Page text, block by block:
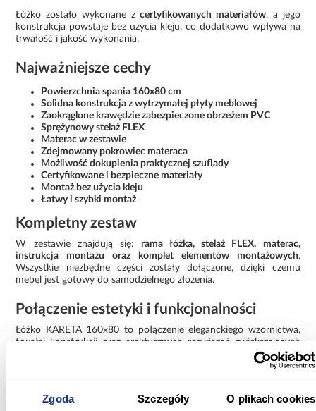
Zgoda Szczegóły O plikach cookies
Łóżko zostało wykonane zcertyfikowanych materiałów, a jego
konstrukcja powstaje bez użycia kleju, co dodatkowo wpływa na
trwałość i jakość wykonania.
Najważniejsze cechy
Powierzchnia spania 160x80 cm
Solidna konstrukcja z wytrzymałej płyty meblowej
Zaokrąglone krawędzie zabezpieczone obrzeżem PVC
Sprężynowy stelaż FLEX
Materac w zestawie
Zdejmowany pokrowiec materaca
Możliwość dokupienia praktycznej szuflady
Certyfikowane i bezpieczne materiały
Montaż bez użycia kleju
Łatwy i szybki montaż
Kompletny zestaw
W zestawie znajdują się: rama łóżka, stelaż FLEX, materac,
instrukcja montażu oraz komplet elementów montażowych.
Wszystkie niezbędne części zostały dołączone, dzięki czemu
mebel jest gotowy do samodzielnego złożenia.
Połączenie estetyki i funkcjonalności
Łóżko KARETA 160x80 to połączenie eleganckiego wzornictwa,
trwałej konstrukcji oraz praktycznych rozwiązań zwiększających
komfort codziennego użytkowania. Dzięki wysokiej jakości
wykonania i kompletnemu wyposażeniu stanowi funkcjonalny